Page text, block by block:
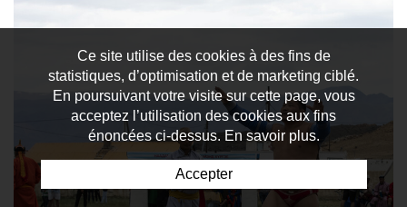
Ce site utilise des cookies à des fins de
statistiques, d’optimisation et de marketing ciblé.
En poursuivant votre visite sur cette page, vous
acceptez l’utilisation des cookies aux fins
énoncées ci-dessus. En savoir plus.
Accepter